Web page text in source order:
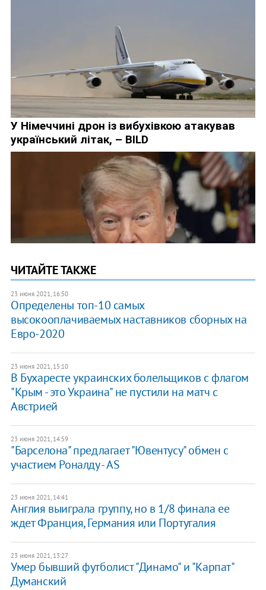
ЧИТАЙТЕ ТАКЖЕ
23 июня 2021, 16:50
Определены топ-10 самых
высокооплачиваемых наставников сборных на
Евро-2020
23 июня 2021, 15:10
В Бухаресте украинских болельщиков с флагом
"Крым - это Украина" не пустили на матч с
Австрией
23 июня 2021, 14:59
"Барселона" предлагает "Ювентусу" обмен с
участием Роналду - AS
23 июня 2021, 14:41
Англия выиграла группу, но в 1/8 финала ее
ждет Франция, Германия или Португалия
23 июня 2021, 13:27
Умер бывший футболист "Динамо" и "Карпат"
Думанский